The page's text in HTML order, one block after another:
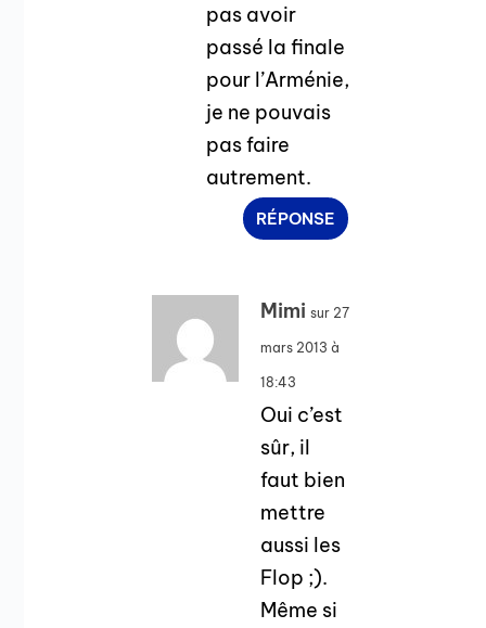
pas avoir
passé la finale
pour l’Arménie,
je ne pouvais
pas faire
autrement.
RÉPONSE
Mimi sur 27
mars 2013 à
18:43
Oui c’est
sûr, il
faut bien
mettre
aussi les
Flop ;).
Même si